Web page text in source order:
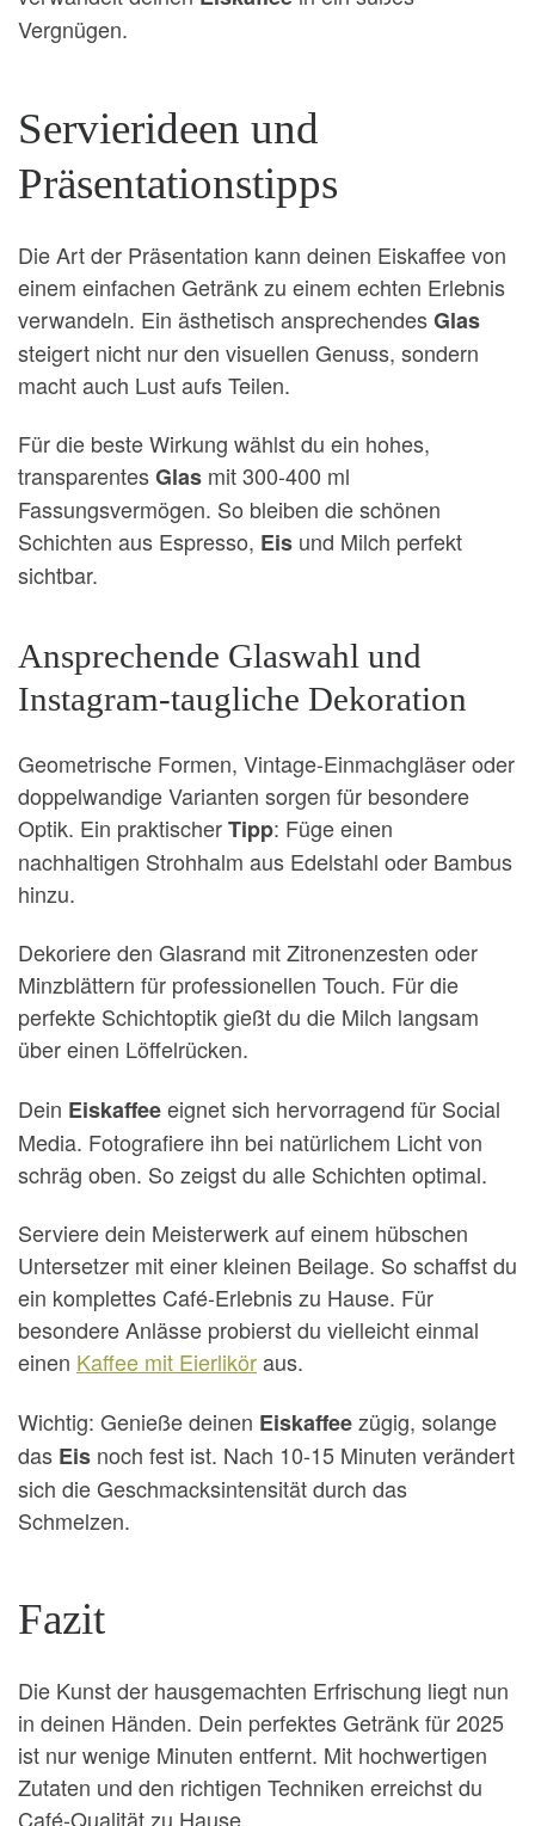
Vergnügen.
Servierideen und
Präsentationstipps
Die Art der Präsentation kann deinen Eiskaffee von
einem einfachen Getränk zu einem echten Erlebnis
verwandeln. Ein ästhetisch ansprechendesGlas
steigert nicht nur den visuellen Genuss, sondern
macht auch Lust aufs Teilen.
Für die beste Wirkung wählst du ein hohes,
transparentesGlas mit 300-400 ml
Fassungsvermögen. So bleiben die schönen
Schichten aus Espresso, Eis und Milch perfekt
sichtbar.
Ansprechende Glaswahl und
Instagram-taugliche Dekoration
Geometrische Formen, Vintage-Einmachgläser oder
doppelwandige Varianten sorgen für besondere
Optik. Ein praktischerTipp: Füge einen
nachhaltigen Strohhalm aus Edelstahl oder Bambus
hinzu.
Dekoriere den Glasrand mit Zitronenzesten oder
Minzblättern für professionellen Touch. Für die
perfekte Schichtoptik gießt du die Milch langsam
über einen Löffelrücken.
Dein Eiskaffeeeignet sich hervorragend für Social
Media. Fotografiere ihn bei natürlichem Licht von
schräg oben. So zeigst du alle Schichten optimal.
Serviere dein Meisterwerk auf einem hübschen
Untersetzer mit einer kleinen Beilage. So schaffst du
ein komplettes Café-Erlebnis zu Hause. Für
besondere Anlässe probierst du vielleicht einmal
einen Kaffee mit Eierliköraus.
Wichtig: Genieße deinen Eiskaffeezügig, solange
das Eis noch fest ist. Nach 10-15 Minuten verändert
sich die Geschmacksintensität durch das
Schmelzen.
Fazit
Die Kunst der hausgemachten Erfrischung liegt nun
in deinen Händen. Dein perfektes Getränk für 2025
ist nur wenige Minuten entfernt. Mit hochwertigen
Zutaten und den richtigen Techniken erreichst du
Café-Qualität zu Hause.